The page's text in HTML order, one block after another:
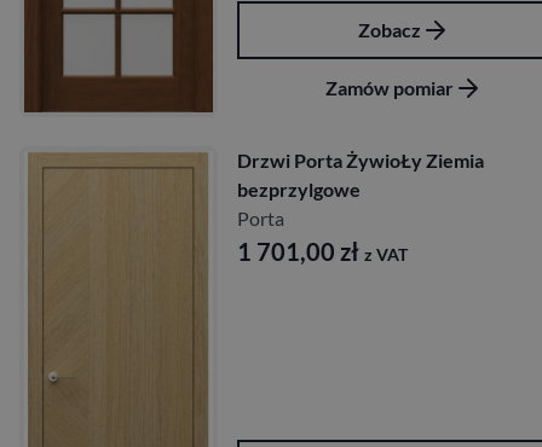
Zobacz
Zamów pomiar
Drzwi Porta ŻywioŁy Ziemia
bezprzylgowe
Porta
1 701,00 zł z VAT